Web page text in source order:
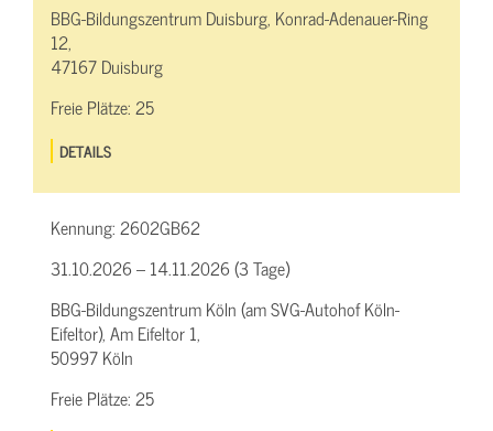
BBG-Bildungszentrum Duisburg, Konrad-Adenauer-Ring
12,
47167 Duisburg
Freie Plätze:25
DETAILS
Kennung:2602GB62
31.10.2026 – 14.11.2026 (3 Tage)
BBG-Bildungszentrum Köln (am SVG-Autohof Köln-
Eifeltor), Am Eifeltor 1,
50997 Köln
Freie Plätze:25